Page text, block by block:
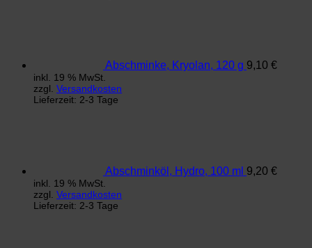
Abschminke, Kryolan, 120 g 9,10 €
inkl. 19 % MwSt.
zzgl. Versandkosten
Lieferzeit: 2-3 Tage
Abschminköl, Hydro, 100 ml 9,20 €
inkl. 19 % MwSt.
zzgl. Versandkosten
Lieferzeit: 2-3 Tage